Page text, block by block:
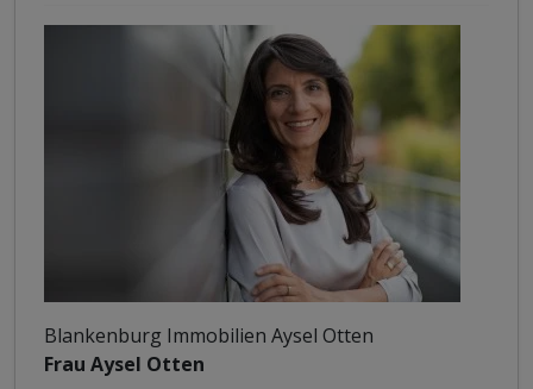
Blankenburg Immobilien Aysel Otten
Frau Aysel Otten